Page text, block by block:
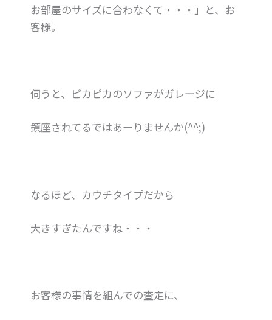
お部屋のサイズに合わなくて・・・」と、お
客様。
伺うと、ピカピカのソファがガレージに
鎮座されてるではあーりませんか(^^;)
なるほど、カウチタイプだから
大きすぎたんですね・・・
お客様の事情を組んでの査定に、